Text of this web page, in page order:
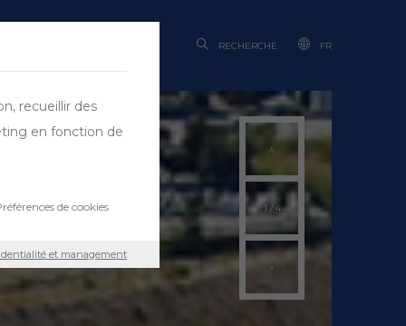
FR
RECHERCHE
1 /4
recueillir des
en fonction de
de cookies
et management